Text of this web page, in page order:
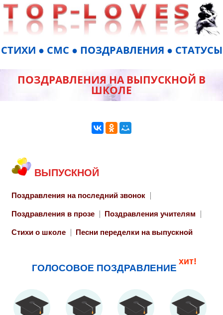
СТИХИ ● СМС ● ПОЗДРАВЛЕНИЯ ● СТАТУСЫ
ПОЗДРАВЛЕНИЯ НА ВЫПУСКНОЙ В
ШКОЛЕ
ВЫПУСКНОЙ
Поздравления на последний звонок
Поздравления в прозе Поздравления учителям
Стихи о школе Песни переделки на выпускной
ГОЛОСОВОЕ ПОЗДРАВЛЕНИЕ
хит!